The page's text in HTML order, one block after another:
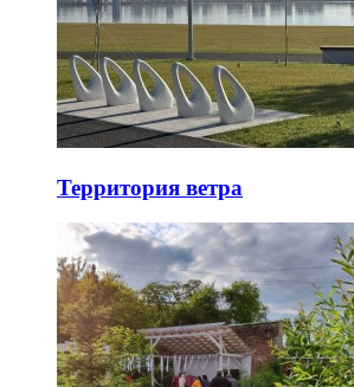
Территория ветра